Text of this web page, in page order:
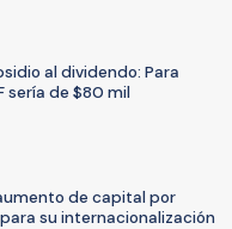
al dividendo: Para
sería de $80 mil
de capital por
su internacionalización